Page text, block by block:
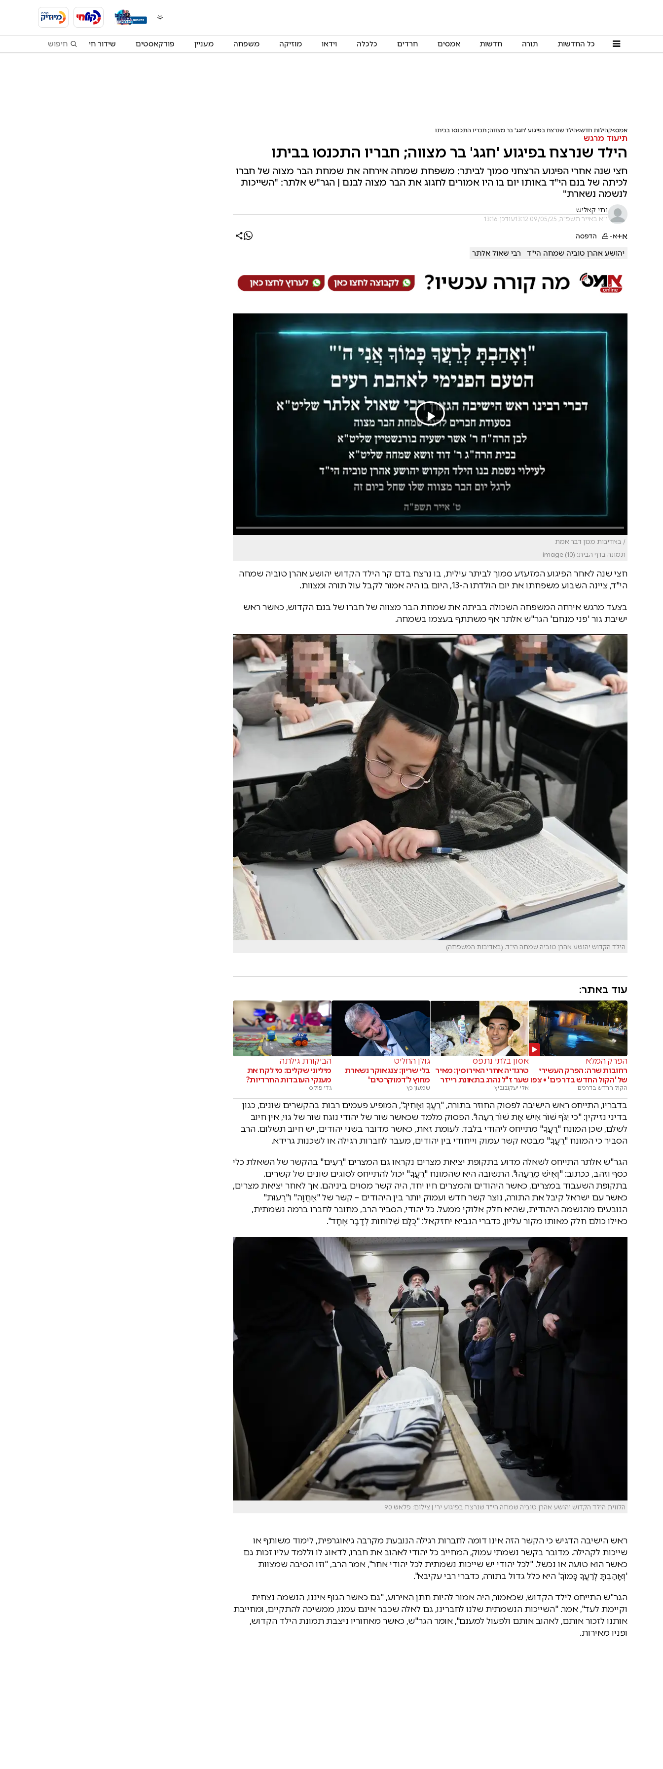
כל החדשות תורה חדשות אמסים חרדים כלכלה וידאו מוזיקה משפחה מעניין פודקאסטים שידור חי
אמס קהילות חדש הילד שנרצח בפיגוע 'חגג' בר מצווה; חבריו התכנסו בביתו
תיעוד מרגש
הילד שנרצח בפיגוע 'חגג' בר מצווה; חבריו התכנסו בביתו
חצי שנה אחרי הפיגוע הרצחני סמוך לביתר: משפחת שמחה אירחה את שמחת הבר מצוה של חברו
לכיתה של בנם הי"ד באותו יום בו היו אמורים לחגוג את הבר מצוה לבנם | הגר"ש אלתר: "השייכות
לנשמה נשארת"
נתי קאליש
י"א באייר תשפ"ה, 09/05/25 13:12 עודכן: 13:16
א+א- הדפסה
יהושע אהרן טוביה שמחה הי"ד רבי שאול אלתר
/ באדיבות מכון דבר אמת
תמונה בדף הבית: image (10)
חצי שנה לאחר הפיגוע המזעזע סמוך לביתר עילית, בו נרצח בדם קר הילד הקדוש יהושע אהרן טוביה שמחה
הי"ד, ציינה השבוע משפחתו את יום הולדתו ה-13, היום בו היה אמור לקבל עול תורה ומצוות.
בצעד מרגש אירחה המשפחה השכולה בביתה את שמחת הבר מצווה של חברו של בנם הקדוש, כאשר ראש
ישיבת גור 'פני מנחם' הגר"ש אלתר אף משתתף בעצמו בשמחה.
הילד הקדוש יהושע אהרן טוביה שמחה הי"ד. (באדיבות המשפחה)
עוד באתר:
הפרק המלא
רחובות שרה: הפרק העשירי
של 'הקול החדש בדרכים' • צפו
הקול החדש בדרכים
אסון בלתי נתפס
טרגדיה אחרי האירוסין: מאיר
שער ז"ל נהרג בתאונת רייזר
אלי יעקובוביץ
גולן החליט
בלי שריון: צנגאוקר נשארת
מחוץ ל'דמוקרטים'
שמעון כץ
הביקורת גילתה
מיליוני שקלים: מי לקח את
מענקי העובדות החרדיות?
גדי פוקס
בדבריו, התייחס ראש הישיבה לפסוק החוזר בתורה, "רֵעֲךָ וְאָחִיךָ", המופיע פעמים רבות בהקשרים שונים, כגון
בדיני נזיקין: "כי יִגֹּף שׁוֹר אִישׁ אֶת שׁוֹר רֵעֵהוּ". הפסוק מלמד שכאשר שור של יהודי נוגח שור של גוי, אין חיוב
לשלם, שכן המונח "רֵעֲךָ" מתייחס ליהודי בלבד. לעומת זאת, כאשר מדובר בשני יהודים, יש חיוב תשלום. הרב
הסביר כי המונח "רֵעֲךָ" מבטא קשר עמוק וייחודי בין יהודים, מעבר לחברות רגילה או לשכנות גרידא.
הגר"ש אלתר התייחס לשאלה מדוע בתקופת יציאת מצרים נקראו גם המצרים "רֵעִים" בהקשר של השאלת כלי
כסף וזהב, ככתוב: "וְאִישׁ מֵרֵעֵהוּ". התשובה היא שהמונח "רֵעֲךָ" יכול להתייחס לסוגים שונים של קשרים.
בתקופת השעבוד במצרים, כאשר היהודים והמצרים חיו יחד, היה קשר מסוים ביניהם. אך לאחר יציאת מצרים,
כאשר עם ישראל קיבל את התורה, נוצר קשר חדש ועמוק יותר בין היהודים – קשר של "אַחֲוָה" ו"רֵעוּת"
הנובעים מהנשמה היהודית, שהיא חלק אלוקי ממעל. כל יהודי, הסביר הרב, מחובר לחברו ברמה נשמתית,
כאילו כולם חלק מאותו מקור עליון, כדברי הנביא יחזקאל: "כֻּלָּם שְׁלוּחוֹת לְדָבָר אֶחָד".
הלווית הילד הקדוש יהושע אהרן טוביה שמחה הי"ד שנרצח בפיגוע ירי | צילום: פלאש 90
ראש הישיבה הדגיש כי הקשר הזה אינו דומה לחברות רגילה הנובעת מקרבה גיאוגרפית, לימוד משותף או
שייכות לקהילה. מדובר בקשר נשמתי עמוק, המחייב כל יהודי לאהוב את חברו, לדאוג לו וללמד עליו זכות גם
כאשר הוא טועה או נכשל. "לכל יהודי יש שייכות נשמתית לכל יהודי אחר", אמר הרב, "וזו הסיבה שמצוות
'וְאָהַבְתָּ לְרֵעֲךָ כָּמוֹךָ' היא כלל גדול בתורה, כדברי רבי עקיבא".
הגר"ש התייחס לילד הקדוש, שכאמור, היה אמור להיות חתן האירוע, "גם כאשר הגוף איננו, הנשמה נצחית
וקיימת לעד", אמר. "השייכות הנשמתית שלנו לחברינו, גם לאלה שכבר אינם עמנו, ממשיכה להתקיים, ומחייבת
אותנו לזכור אותם, לאהוב אותם ולפעול למענם", אומר הגר"ש, כאשר מאחוריו ניצבת תמונת הילד הקדוש,
ופניו מאירות.